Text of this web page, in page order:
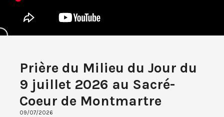
Prière du Milieu du Jour du
9 juillet 2026 au Sacré-
Coeur de Montmartre
09/07/2026